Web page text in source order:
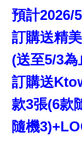
預計2026/
訂購送精
(送至5/3為
訂購送
款3張(6款
隨機